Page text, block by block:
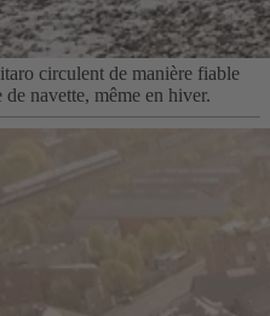
circulent de manière fiable
navette, même en hiver.